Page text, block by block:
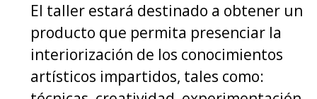
El taller estará destinado a obtener un
producto que permita presenciar la
interiorización de los conocimientos
artísticos impartidos, tales como: